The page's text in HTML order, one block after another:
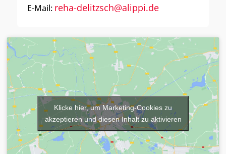
E-Mail: reha-delitzsch@alippi.de
Klicke hier, um Marketing-Cookies zu
akzeptieren und diesen Inhalt zu aktivieren